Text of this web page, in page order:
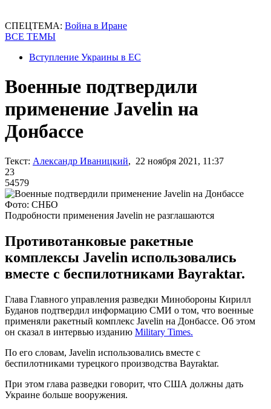
СПЕЦТЕМА: Война в Иране
ВСЕ ТЕМЫ
Вступление Украины в ЕС
Военные подтвердили
применение Javelin на
Донбассе
Текст: Александр Иваницкий, 22 ноября 2021, 11:37
23
54579
Фото: СНБО
Подробности применения Javelin не разглашаются
Противотанковые ракетные
комплексы Javelin использовались
вместе с беспилотниками Bayraktar.
Глава Главного управления разведки Минобороны Кирилл
Буданов подтвердил информацию СМИ о том, что военные
применяли ракетный комплекс Javelin на Донбассе. Об этом
он сказал в интервью изданию Military Times.
По его словам, Javelin использовались вместе с
беспилотниками турецкого производства Bayraktar.
При этом глава разведки говорит, что США должны дать
Украине больше вооружения.